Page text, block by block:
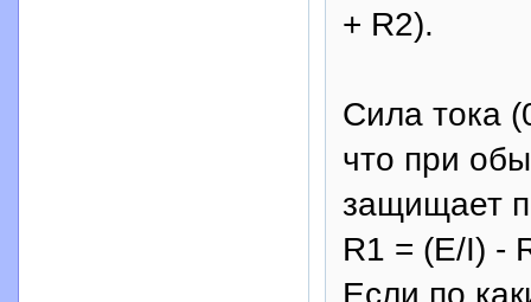
+ R2).
Сила тока
что при
защищает
R1 = (E/I) -
Если по